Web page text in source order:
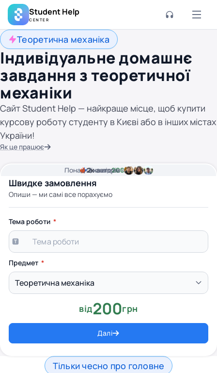
Student Help
CENTER
Теоретична механіка
Індивідуальне домашнє
завдання з теоретичної
механіки
Сайт Student Help — найкраще місце, щоб купити
курсову роботу студенту в Києві або в інших містах
України!
Як це працює
Швидке замовлення
Опиши — ми самі все порахуємо
2хвилини часу
Ціна від200 грн
Понад2кавторів
Тема роботи
Предмет
від200грн
Далі
Тільки чесно про головне